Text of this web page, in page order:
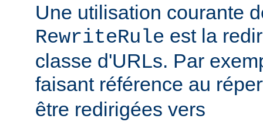
Une utilisation courante
RewriteRule est la
classe d'URLs. Par
faisant référence au
être redirigées vers